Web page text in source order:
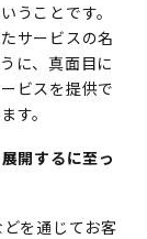
うことです。
サービスの名
に、真面目に
ビスを提供で
す。
開するに至っ
を通じてお客